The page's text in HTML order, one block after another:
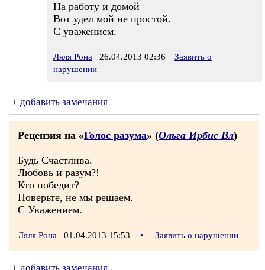
На работу и домой
Вот удел мой не простой.
С уважением.
Ляля Рона 26.04.2013 02:36
Заявить о
нарушении
+ добавить замечания
Рецензия на «Голос разума» (Ольга Ирбис Вл)
Будь Счастлива.
Любовь и разум?!
Кто победит?
Поверьте, не мы решаем.
С Уважением.
Ляля Рона 01.04.2013 15:53 • Заявить о нарушении